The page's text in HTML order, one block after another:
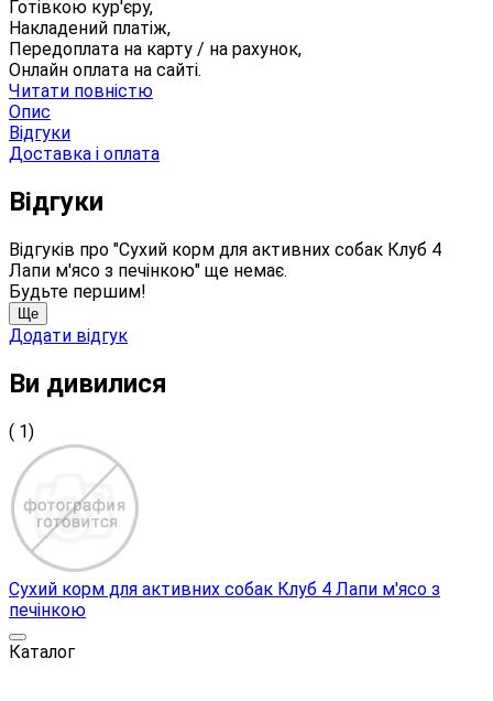
Готівкою кур'єру,
Накладений платіж,
Передоплата на карту / на рахунок,
Онлайн оплата на сайті.
Читати повністю
Опис
Відгуки
Доставка і оплата
Відгуки
Відгуків про "Сухий корм для активних собак Клуб 4
Лапи м'ясо з печінкою" ще немає.
Будьте першим!
Ще
Додати відгук
Ви дивилися
( 1)
Сухий корм для активних собак Клуб 4 Лапи м'ясо з
печінкою
Каталог